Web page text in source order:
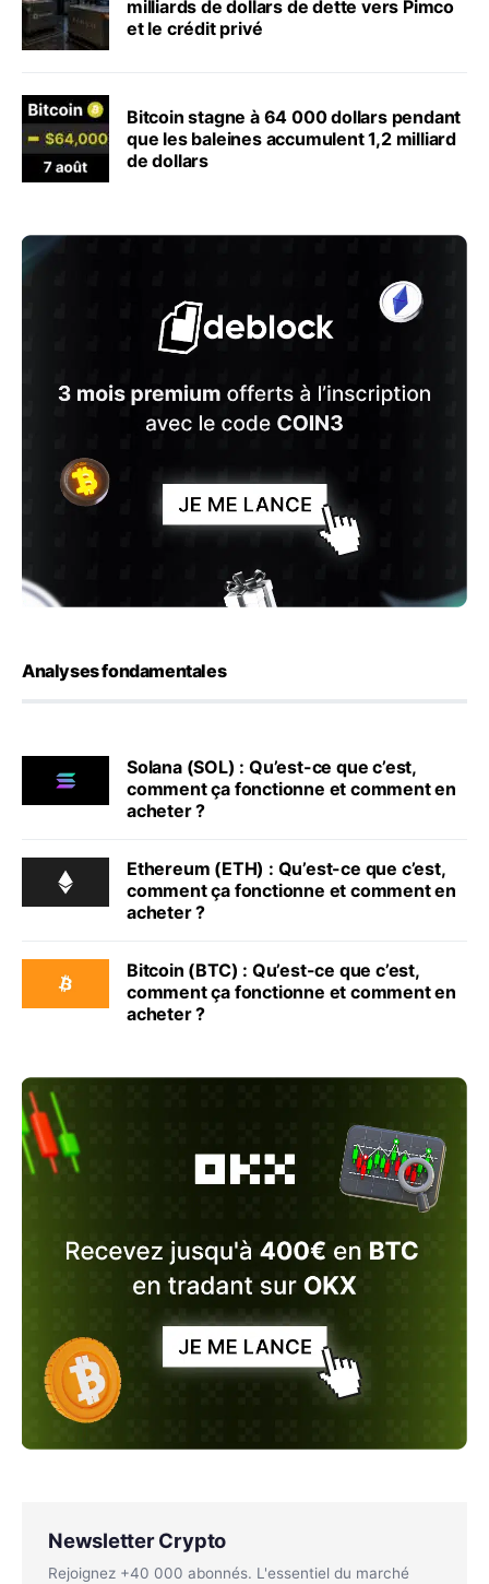
milliards de dollars de dette vers Pimco
et le crédit privé
Bitcoin stagne à 64 000 dollars pendant
que les baleines accumulent 1,2 milliard
de dollars
Analyses fondamentales
Solana (SOL) : Qu’est-ce que c’est,
comment ça fonctionne et comment en
acheter ?
Ethereum (ETH) : Qu’est-ce que c’est,
comment ça fonctionne et comment en
acheter ?
Bitcoin (BTC) : Qu’est-ce que c’est,
comment ça fonctionne et comment en
acheter ?
Newsletter Crypto
Rejoignez +40 000 abonnés. L'essentiel du marché